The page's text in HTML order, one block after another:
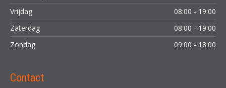
Vrijdag
08:00 - 19:00
Zaterdag
08:00 - 19:00
Zondag
09:00 - 18:00
Contact